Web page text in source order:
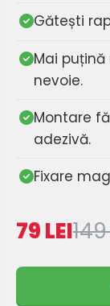
Gătești
Mai
nevoie.
Montare
adezivă.
Fixare
79 LEI149